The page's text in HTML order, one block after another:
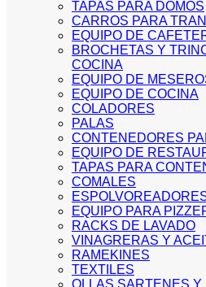
TAPAS PARA DOMOS
CARROS PARA
EQUIPO DE
BROCHETAS Y
COCINA
EQUIPO DE
EQUIPO DE COCINA
COLADORES
PALAS
CONTENEDORES
EQUIPO DE
TAPAS PARA
COMALES
EQUIPO PARA
RACKS DE LAVADO
VINAGRERAS Y
RAMEKINES
TEXTILES
OLLAS SARTENES Y